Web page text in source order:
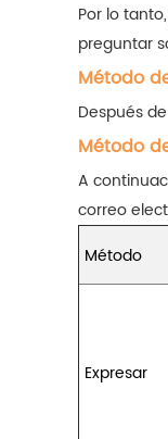
Por lo
preguntar
Método
Después
Método
A
correo
Método
Expresar